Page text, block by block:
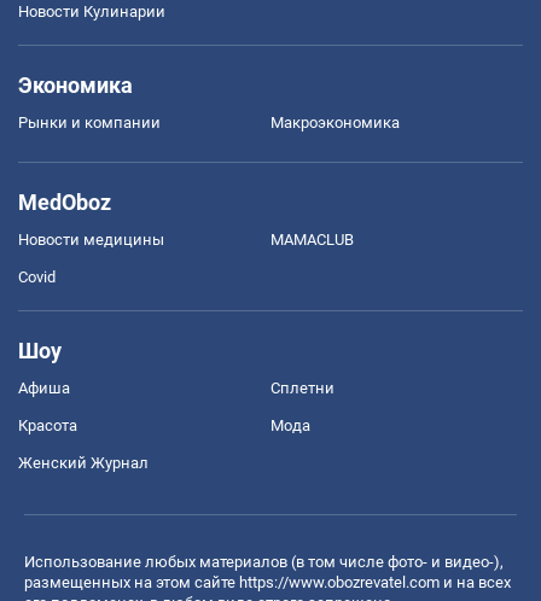
Новости Кулинарии
Экономика
Рынки и компании Mакроэкономика
MedOboz
Новости медицины MAMACLUB
Covid
Шоу
Афиша Сплетни
Красота Мода
Женский Журнал
Использование любых материалов (в том числе фото- и видео-),
размещенных на этом сайте https://www.obozrevatel.com и на всех